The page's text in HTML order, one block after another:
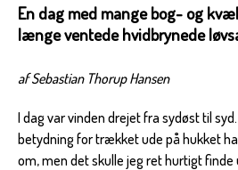
En dag med mange bog- og
længe ventede hvidbrynede
af Sebastian Thorup Hansen
I dag var vinden drejet fra sydøst til
betydning for trækket ude på hukket
om, men det skulle jeg ret hurtigt finde